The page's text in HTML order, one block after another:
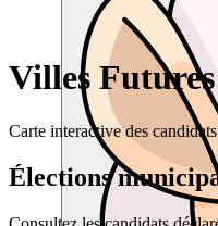
Villes
Carte interactive des
Élections